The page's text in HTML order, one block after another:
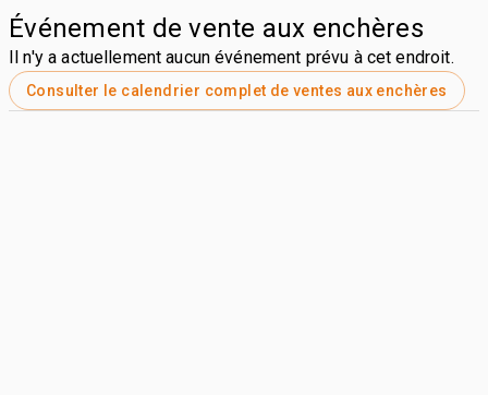
Événement de vente aux enchères
Il n'y a actuellement aucun événement prévu à cet endroit.
Consulter le calendrier complet de ventes aux enchères